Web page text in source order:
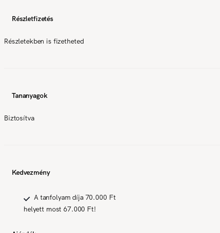
Részletfizetés
Részletekben is fizetheted
Tananyagok
Biztosítva
Kedvezmény
A tanfolyam díja 70.000 Ft
helyett most 67.000 Ft!